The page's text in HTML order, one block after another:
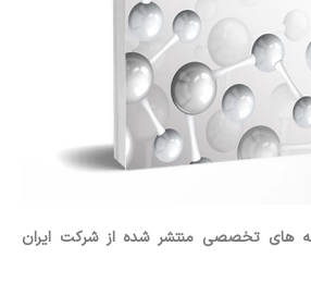
های تخصصی منتشر شده از شرکت ایران